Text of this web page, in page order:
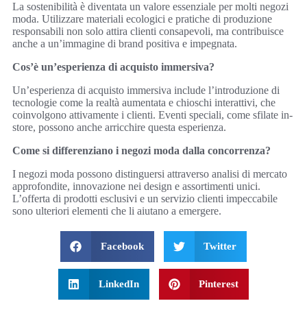
La sostenibilità è diventata un valore essenziale per molti negozi
moda. Utilizzare materiali ecologici e pratiche di produzione
responsabili non solo attira clienti consapevoli, ma contribuisce
anche a un’immagine di brand positiva e impegnata.
Cos’è un’esperienza di acquisto immersiva?
Un’esperienza di acquisto immersiva include l’introduzione di
tecnologie come la realtà aumentata e chioschi interattivi, che
coinvolgono attivamente i clienti. Eventi speciali, come sfilate in-
store, possono anche arricchire questa esperienza.
Come si differenziano i negozi moda dalla concorrenza?
I negozi moda possono distinguersi attraverso analisi di mercato
approfondite, innovazione nei design e assortimenti unici.
L’offerta di prodotti esclusivi e un servizio clienti impeccabile
sono ulteriori elementi che li aiutano a emergere.
Facebook Twitter
LinkedIn Pinterest